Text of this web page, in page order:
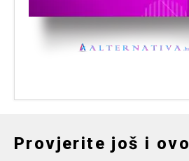
Provjerite još i ovo